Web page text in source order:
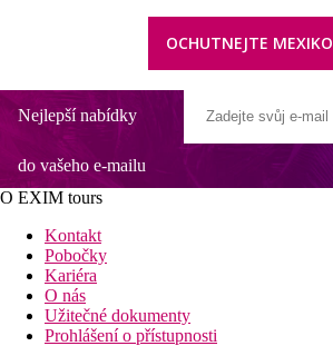
OCHUTNEJTE MEXIKO
Nejlepší nabídky
do vašeho e-mailu
O EXIM tours
Kontakt
Pobočky
Kariéra
O nás
Užitečné dokumenty
Prohlášení o přístupnosti